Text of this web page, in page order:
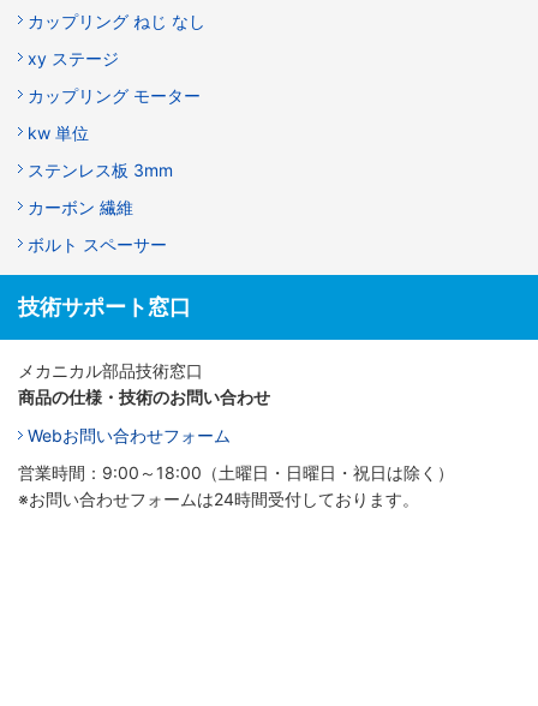
カップリング ねじ なし
xy ステージ
カップリング モーター
kw 単位
ステンレス板 3mm
カーボン 繊維
ボルト スペーサー
技術サポート窓口
メカニカル部品技術窓口
商品の仕様・技術のお問い合わせ
Webお問い合わせフォーム
営業時間：9:00～18:00（土曜日・日曜日・祝日は除く）
※お問い合わせフォームは24時間受付しております。